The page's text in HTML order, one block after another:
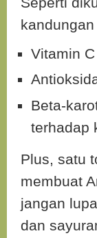
kandungan
Vitamin
Beta-
terhadap
Plus, satu
membuat
jangan
dan